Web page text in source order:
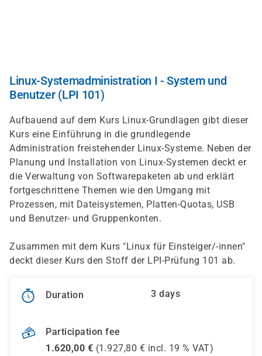
Linux-Systemadministration I - System und
Benutzer (LPI 101)
Aufbauend auf dem Kurs Linux-Grundlagen gibt dieser
Kurs eine Einführung in die grundlegende
Administration freistehender Linux-Systeme. Neben der
Planung und Installation von Linux-Systemen deckt er
die Verwaltung von Softwarepaketen ab und erklärt
fortgeschrittene Themen wie den Umgang mit
Prozessen, mit Dateisystemen, Platten-Quotas, USB
und Benutzer- und Gruppenkonten.
Zusammen mit dem Kurs "Linux für Einsteiger/-innen"
deckt dieser Kurs den Stoff der LPI-Prüfung 101 ab.
Duration 3 days
Participation fee
1.620,00 € (1.927,80 € incl. 19 % VAT)